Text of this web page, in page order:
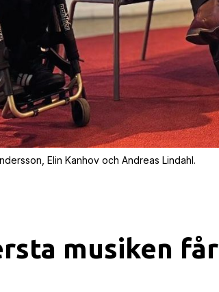
Elin Kanhov och Andreas Lindahl.
musiken får